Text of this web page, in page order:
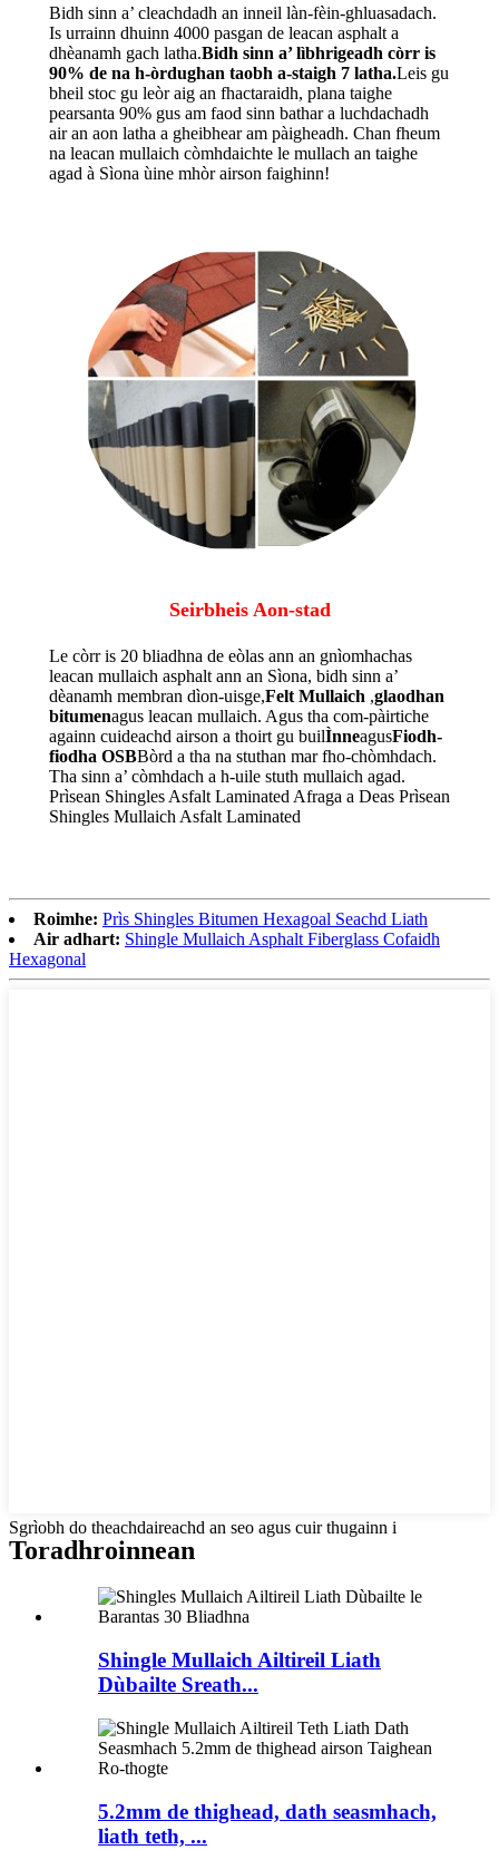
Bidh sinn a’ cleachdadh an inneil làn-fèin-ghluasadach.
Is urrainn dhuinn 4000 pasgan de leacan asphalt a
dhèanamh gach latha.Bidh sinn a’ lìbhrigeadh còrr is
90% de na h-òrdughan taobh a-staigh 7 latha.Leis gu
bheil stoc gu leòr aig an fhactaraidh, plana taighe
pearsanta 90% gus am faod sinn bathar a luchdachadh
air an aon latha a gheibhear am pàigheadh. Chan fheum
na leacan mullaich còmhdaichte le mullach an taighe
agad à Sìona ùine mhòr airson faighinn!
Seirbheis Aon-stad
Le còrr is 20 bliadhna de eòlas ann an gnìomhachas
leacan mullaich asphalt ann an Sìona, bidh sinn a’
dèanamh membran dìon-uisge,Felt Mullaich ,glaodhan
bitumenagus leacan mullaich. Agus tha com-pàirtiche
againn cuideachd airson a thoirt gu builÌnneagusFiodh-
fiodha OSBBòrd a tha na stuthan mar fho-chòmhdach.
Tha sinn a’ còmhdach a h-uile stuth mullaich agad.
Prìsean Shingles Asfalt Laminated Afraga a Deas Prìsean
Shingles Mullaich Asfalt Laminated
Roimhe: Prìs Shingles Bitumen Hexagoal Seachd Liath
Air adhart: Shingle Mullaich Asphalt Fiberglass Cofaidh
Hexagonal
Sgrìobh do theachdaireachd an seo agus cuir thugainn i
Toradhroinnean
Shingle Mullaich Ailtireil Liath
Dùbailte Sreath...
5.2mm de thighead, dath seasmhach,
liath teth, ...